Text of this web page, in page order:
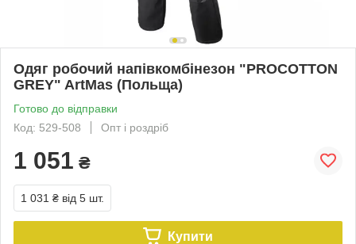
Одяг робочий напівкомбінезон "PROCOTTON
GREY" ArtMas (Польща)
Готово до відправки
Код: 529-508
Опт і роздріб
1 051 ₴
1 031 ₴ від 5 шт.
Купити